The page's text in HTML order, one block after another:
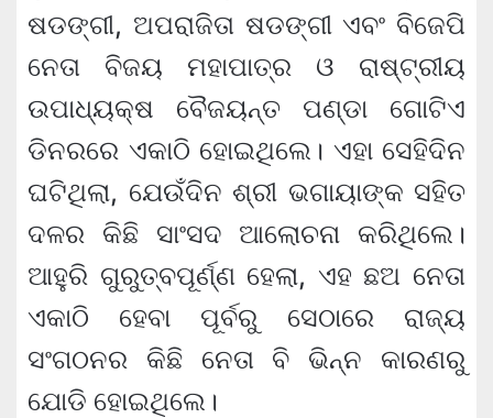
ଷଡଙ୍ଗୀ, ଅପରାଜିତା ଷଡଙ୍ଗୀ ଏବଂ ବିଜେପି
ନେତା ବିଜୟ ମହାପାତ୍ର ଓ ରାଷ୍ଟ୍ରୀୟ
ଉପାଧ୍ୟକ୍ଷ ବୈଜୟନ୍ତ ପଣ୍ଡା ଗୋଟିଏ
ଡିନରରେ ଏକାଠି ହୋଇଥିଲେ। ଏହା ସେହିଦିନ
ଘଟିଥିଲା, ଯେଉଁଦିନ ଶ୍ରୀ ଭଗାୟାଙ୍କ ସହିତ
ଦଳର କିଛି ସାଂସଦ ଆଲୋଚନା କରିଥିଲେ।
ଆହୁରି ଗୁରୁତ୍ବପୂର୍ଣ୍ଣ ହେଲା, ଏହ ଛଅ ନେତା
ଏକାଠି ହେବା ପୂର୍ବରୁ ସେଠାରେ ରାଜ୍ୟ
ସଂଗଠନର କିଛି ନେତା ବି ଭିନ୍ନ କାରଣରୁ
ଯୋଡି ହୋଇଥିଲେ।